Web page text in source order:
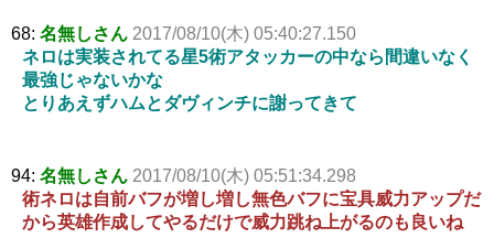
68: 名無しさん 2017/08/10(木) 05:40:27.150
ネロは実装されてる星5術アタッカーの中なら間違いなく
最強じゃないかな
とりあえずハムとダヴィンチに謝ってきて
94: 名無しさん 2017/08/10(木) 05:51:34.298
術ネロは自前バフが増し増し無色バフに宝具威力アップだ
から英雄作成してやるだけで威力跳ね上がるのも良いね